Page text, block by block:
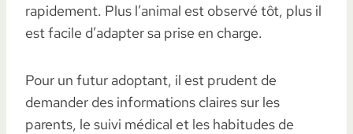
rapidement. Plus l’animal est observé tôt, plus il
est facile d’adapter sa prise en charge.
Pour un futur adoptant, il est prudent de
demander des informations claires sur les
parents, le suivi médical et les habitudes de